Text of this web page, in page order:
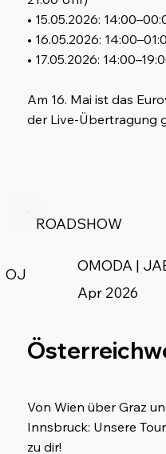
• 15.05.2026:
• 16.05.2026:
• 17.05.2026:
Am 16. Mai ist das
der Live-Übertragung
OJ
OMODA |
Apr 2026
ROADSHOW
Von Wien über Graz
Innsbruck: Unsere
zu dir!